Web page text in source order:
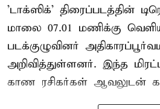
'டாக்ஸிக்' திரைப்படத்தின்
மாலை 07.01 மணிக்கு
படக்குழுவினர்
அறிவித்துள்ளனர். இந்த
காண ரசிகர்கள் ஆவலுடன்